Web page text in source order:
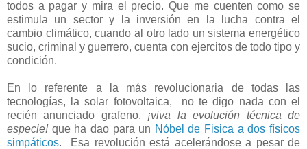
todos a pagar y mira el precio. Que me cuenten como se
estimula un sector y la inversión en la lucha contra el
cambio climático, cuando al otro lado un sistema energético
sucio, criminal y guerrero, cuenta con ejercitos de todo tipo y
condición.
En lo referente a la más revolucionaria de todas las
tecnologías, la solar fotovoltaica, no te digo nada con el
recién anunciado grafeno, ¡viva la evolución técnica de
especie! que ha dao para un Nóbel de Fisica a dos físicos
simpáticos. Esa revolución está acelerándose a pesar de